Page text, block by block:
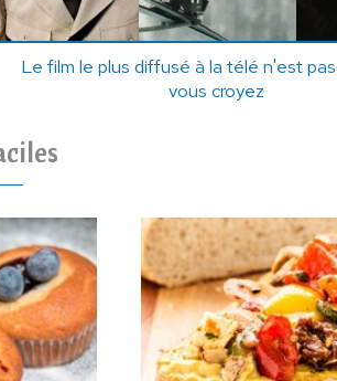
Le film le plus diffusé à la télé n'est
vous croyez